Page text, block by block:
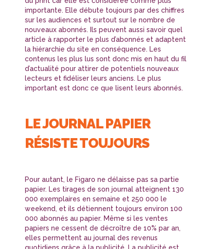
importante. Elle débute toujours par des chiffres
sur les audiences et surtout sur le nombre de
nouveaux abonnés. Ils peuvent aussi savoir quel
article à rapporter le plus d’abonnés et adaptent
la hiérarchie du site en conséquence. Les
contenus les plus lus sont donc mis en haut du fil
d’actualité pour attirer de potentiels nouveaux
lecteurs et fidéliser leurs anciens. Le plus
important est donc ce que lisent leurs abonnés.
LE JOURNAL PAPIER
RÉSISTE TOUJOURS
Pour autant, le Figaro ne délaisse pas sa partie
papier. Les tirages de son journal atteignent 130
000 exemplaires en semaine et 250 000 le
weekend, et ils détiennent toujours environ 100
000 abonnés au papier. Même si les ventes
papiers ne cessent de décroître de 10% par an,
elles permettent au journal des revenus
quotidiens grâce à la publicité. La publicité est